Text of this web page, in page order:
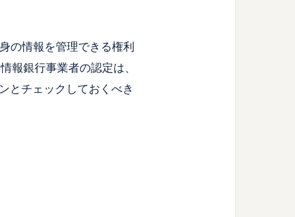
の情報を管理できる権利
報銀行事業者の認定は、
とチェックしておくべき